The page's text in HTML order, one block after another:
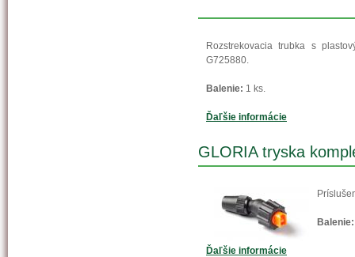
Rozstrekovacia trubka s
G725880.
Balenie: 1 ks.
Ďaľšie informácie
GLORIA tryska
Balenie:
Ďaľšie informácie